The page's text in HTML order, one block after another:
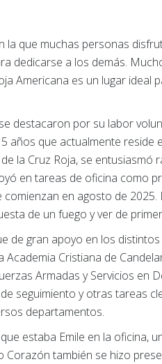
la que muchas personas
dedicarse a los demás.
Americana es un lugar
destacaron por su labor
años que actualmente reside
la Cruz Roja, se
en tareas de oficina como
comienzan en agosto de
de un fuego y ver de
de gran apoyo en los
Academia Cristiana de
Armadas y Servicios en
seguimiento y otras tareas
departamentos.
estaba Emile en la oficina,
Corazón también se hizo